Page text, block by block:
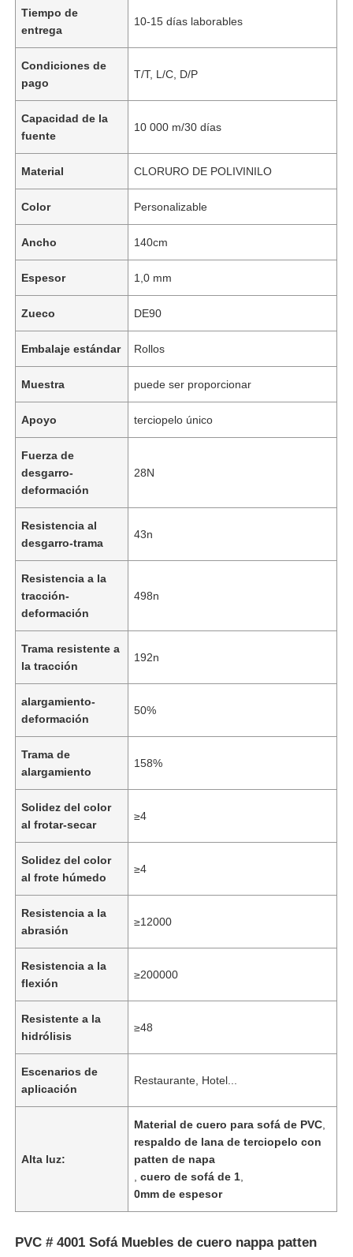
Los vídeos
Sobre nosotros
Recorrido por la fábrica
Contáctenos
Material de cuero del sofá
Tiempo de
entrega
10-15 días laborables
Condiciones de
pago
T/T, L/C, D/P
Capacidad de la
fuente
10 000 m/30 días
Material CLORURO DE POLIVINILO
Color Personalizable
Ancho 140cm
Espesor 1,0 mm
Zueco DE90
Embalaje estándar Rollos
Muestra puede ser proporcionar
Apoyo terciopelo único
Fuerza de
desgarro-
deformación
28N
Resistencia al
desgarro-trama
43n
Resistencia a la
tracción-
deformación
498n
Trama resistente a
la tracción
192n
alargamiento-
deformación
50%
Trama de
alargamiento
158%
Solidez del color
al frotar-secar
≥4
Solidez del color
al frote húmedo
≥4
Resistencia a la
abrasión
≥12000
Resistencia a la
flexión
≥200000
Resistente a la
hidrólisis
≥48
Escenarios de
aplicación
Restaurante, Hotel...
Alta luz:
Material de cuero para sofá de PVC
respaldo de lana de terciopelo con
patten de napa
,cuero de sofá de 1
0mm de espesor
PVC # 4001 Sofá Muebles de cuero nappa patten